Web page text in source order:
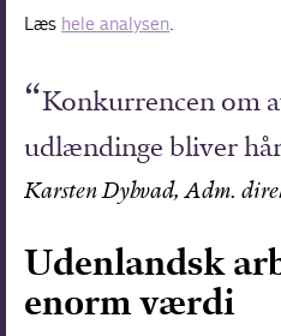
Læs hele analysen
Konkurrencen om
udlændinge bliver
Karsten Dybvad, Adm.
Udenlandsk
enorm værdi